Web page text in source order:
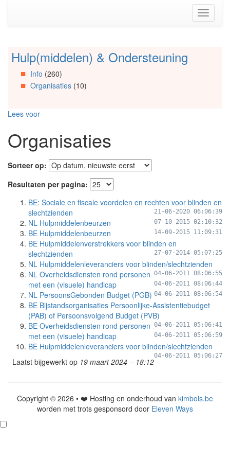
(Accesskey
Toggle
Spring
Artikels
Spring
Spring
Organisaties
Spring
Social
media
Hulp(middelen) & Ondersteuning
Info (260)
Organisaties(10)
Lees voor
Organisaties
Sorteer op:
Resultaten per pagina:
BE: Sociale en fiscale voordelen en rechten voor blinden en
slechtzienden
21-06-2020 06:06:39
NL Hulpmiddelenbeurzen 07-10-2015 02:10:32
BE Hulpmiddelenbeurzen 14-09-2015 11:09:31
BE Hulpmiddelenverstrekkers voor blinden en
slechtzienden
27-07-2014 05:07:25
NL Hulpmiddelenleveranciers voor blinden/slechtzienden
04-06-2011 08:06:55
NL Overheidsdiensten rond personen
met een (visuele) handicap
04-06-2011 08:06:44
NL PersoonsGebonden Budget (PGB) 04-06-2011 08:06:54
BE Bijstandsorganisaties Persoonlijke-Assistentiebudget
(PAB) of Persoonsvolgend Budget (PVB)
04-06-2011 05:06:41
BE Overheidsdiensten rond personen
met een (visuele) handicap
04-06-2011 05:06:59
BE Hulpmiddelenleveranciers voor blinden/slechtzienden
04-06-2011 05:06:27
Laatst bijgewerkt op 19 maart 2024 – 18:12
Copyright © 2026 • ❤️ Hosting en onderhoud van kimbols.be
worden met trots gesponsord door Eleven Ways